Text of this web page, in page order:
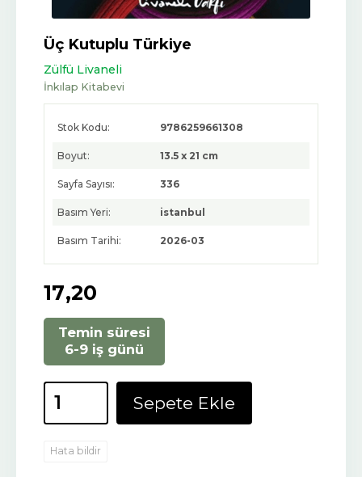
Üç Kutuplu Türkiye
Zülfü Livaneli
İnkılap Kitabevi
Stok Kodu: 9786259661308
Boyut: 13.5 x 21 cm
Sayfa Sayısı: 336
Basım Yeri: istanbul
Basım Tarihi: 2026-03
17,20
Temin süresi
6-9 iş günü
Sepete Ekle
Hata bildir